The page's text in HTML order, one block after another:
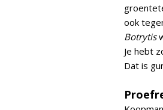
ook
Botrytis
Je hebt
Dat is